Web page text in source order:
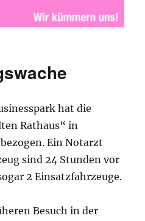
hat die
Rathaus“ in
Ein Notarzt
sind 24 Stunden vor
2 Einsatzfahrzeuge.
Besuch in der